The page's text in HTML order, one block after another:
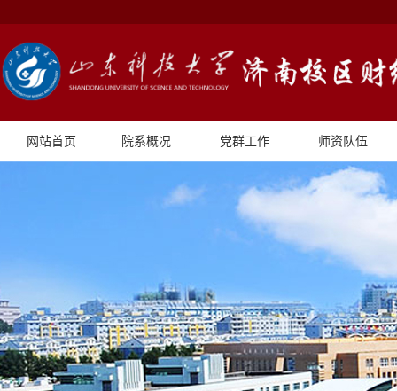
网站首页 院系概况 党群工作 师资队伍